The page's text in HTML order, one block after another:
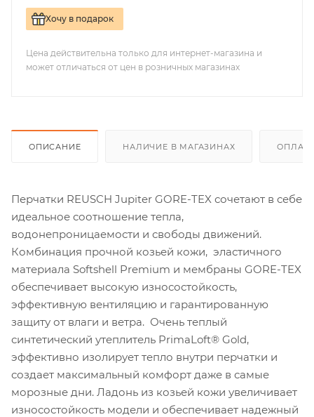
Хочу в подарок
Цена действительна только для интернет-магазина и
может отличаться от цен в розничных магазинах
ОПИСАНИЕ НАЛИЧИЕ В МАГАЗИНАХ
Перчатки REUSCH Jupiter GORE-TEX сочетают в себе
идеальное соотношение тепла,
водонепроницаемости и свободы движений.
Комбинация прочной козьей кожи, эластичного
материала Softshell Premium и мембраны GORE-TEX
обеспечивает высокую износостойкость,
эффективную вентиляцию и гарантированную
защиту от влаги и ветра. Очень теплый
синтетический утеплитель PrimaLoft® Gold,
эффективно изолирует тепло внутри перчатки и
создает максимальный комфорт даже в самые
морозные дни. Ладонь из козьей кожи увеличивает
износостойкость модели и обеспечивает надежный